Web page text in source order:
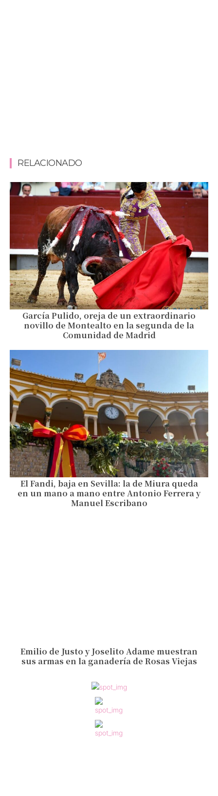
RELACIONADO
García Pulido, oreja de un extraordinario
novillo de Montealto en la segunda de la
Comunidad de Madrid
El Fandi, baja en Sevilla: la de Miura queda
en un mano a mano entre Antonio Ferrera y
Manuel Escribano
Emilio de Justo y Joselito Adame muestran
sus armas en la ganadería de Rosas Viejas